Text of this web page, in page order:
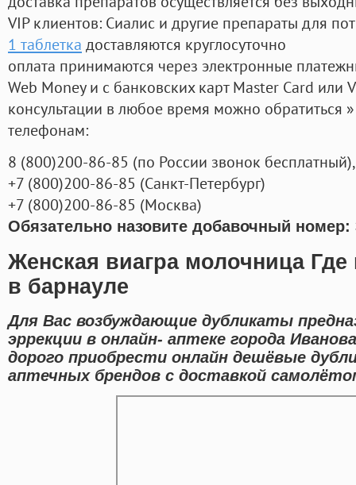
VIP клиентов: Сиалис и другие препараты для
1 таблетка доставляются круглосуточно
оплата принимаются через электронные
Web Money и с банковских карт Master Card или
консультации в любое время можно обратиться
телефонам:
8 (800)200-86-85 (по России звонок бесплатный),
+7 (800)200-86-85 (Санкт-Петербург)
+7 (800)200-86-85 (Москва)
Обязательно назовите добавочный номер:
Женская виагра молочница Где
в барнауле
Для Вас возбуждающие дубликаты
эррекции в онлайн- аптеке города
дорого приобрести онлайн дешёвые
аптечных брендов с доставкой